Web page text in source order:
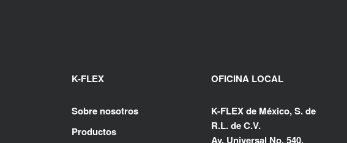
K-FLEX
Sobre nosotros
Productos
OFICINA LOCAL
K-FLEX de México, S. de
R.L. de C.V.
Av. Universal No. 540,